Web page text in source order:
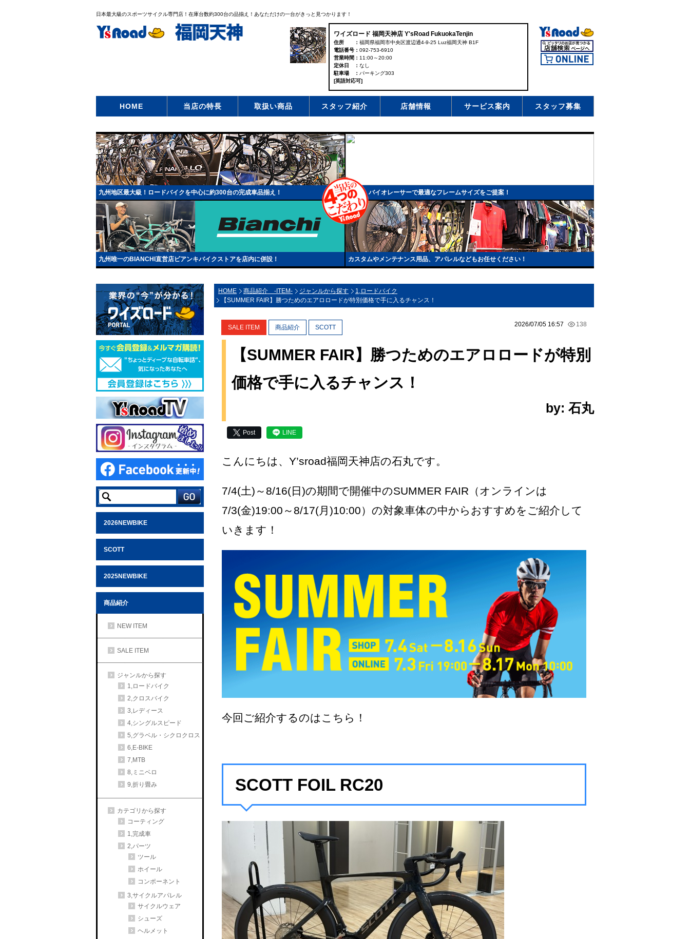
日本最大級のスポーツサイクル専門店！在庫台数約300台の品揃え！あなただけの一台がきっと見つかります！
ワイズロード 福岡天神店 Y'sRoad FukuokaTenjin
住所
福岡県福岡市中央区渡辺通4-9-25 Luz福岡天神 B1F
電話番号
092-753-6910
営業時間
11:00～20:00
定休日
なし
駐車場
パーキング303
[英語対応可]
HOME 当店の特長 取扱い商品 スタッフ紹介 店舗情報 サービス案内 スタッフ募集
九州地区最大級！ロードバイクを中心に約300台の完成車品揃え！ バイオレーサーで最適なフレームサイズをご提案！
九州唯一のBIANCHI直営店ビアンキバイクストアを店内に併設！ カスタムやメンテナンス用品、アパレルなどもお任せください！
2026NEWBIKE
SCOTT
2025NEWBIKE
商品紹介
NEW ITEM
SALE ITEM
ジャンルから探す
1,ロードバイク
2,クロスバイク
3,レディース
4,シングルスピード
5,グラベル・シクロクロス
6,E-BIKE
7,MTB
8,ミニベロ
9,折り畳み
カテゴリから探す
コーティング
1,完成車
2,パーツ
ツール
ホイール
コンポーネント
3,サイクルアパレル
サイクルウェア
シューズ
ヘルメット
HOME 商品紹介 -ITEM- ジャンルから探す
1,ロードバイク
【SUMMER FAIR】勝つためのエアロロードが特別価格で手に入るチャンス！
2026/07/05 16:57 138
SALE ITEM 商品紹介 SCOTT
【SUMMER FAIR】勝つためのエアロロードが特別
価格で手に入るチャンス！
by: 石丸
Post LINE
こんにちは、Y’sroad福岡天神店の石丸です。
7/4(土)～8/16(日)の期間で開催中のSUMMER FAIR（オンラインは
7/3(金)19:00～8/17(月)10:00）の対象車体の中からおすすめをご紹介して
いきます！
今回ご紹介するのはこちら！
SCOTT FOIL RC20